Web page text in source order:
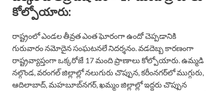
కోల్పోయారు:
రాష్ట్రంలో ఎండల తీవ్రత ఎంత ఘోరంగా ఉందో చెప్పడానికి
గురువారం నమోదైన సంఘటనలే నిదర్శనం. వడదెబ్బ కారణంగా
రాష్ట్రవ్యాప్తంగా ఒక్కరోజే 17 మంది ప్రాణాలు కోల్పోయారు. ఉమ్మడి
నల్గొండ, వరంగల్ జిల్లాల్లో నలుగురు చొప్పున, కరీంనగర్‌లో ముగ్గురు,
ఆదిలాబాద్, మహబూబ్‌నగర్‌, ఖమ్మం జిల్లాల్లో ఇద్దరు చొప్పున